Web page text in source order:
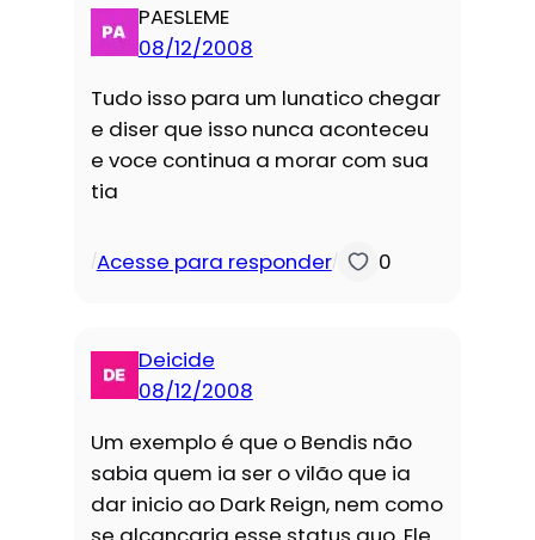
PAESLEME
08/12/2008
Tudo isso para um lunatico chegar
e diser que isso nunca aconteceu
e voce continua a morar com sua
tia
/Acesse para responder/ 0
Deicide
08/12/2008
Um exemplo é que o Bendis não
sabia quem ia ser o vilão que ia
dar inicio ao Dark Reign, nem como